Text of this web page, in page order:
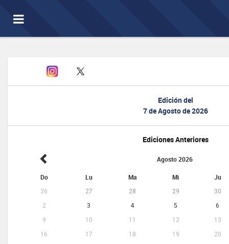
Toggle
navigation
Edición del
7 de Agosto de 2026
Ediciones Anteriores
Agosto 2026
Do Lu Ma Mi Ju
26 27 28 29
30
2
3 4 5
6
9
10 11 12
13
16
17 18 19
20